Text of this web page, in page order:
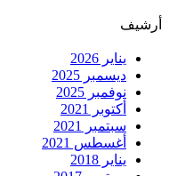
أرشيف
يناير 2026
ديسمبر 2025
نوفمبر 2025
أكتوبر 2021
سبتمبر 2021
أغسطس 2021
يناير 2018